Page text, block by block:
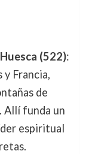
(522):
y Francia,
de
Allí funda un
espiritual